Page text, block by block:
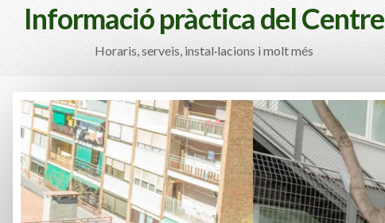
Informació pràctica del Centre
Horaris, serveis, instal·lacions i molt més